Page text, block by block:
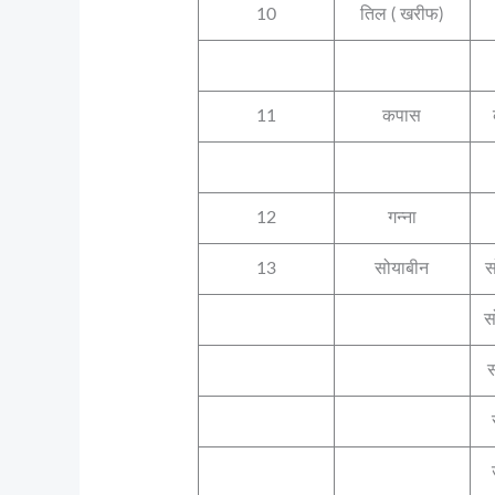
10 तिल ( खरीफ)
11 कपास
12 गन्ना
13 सोयाबीन